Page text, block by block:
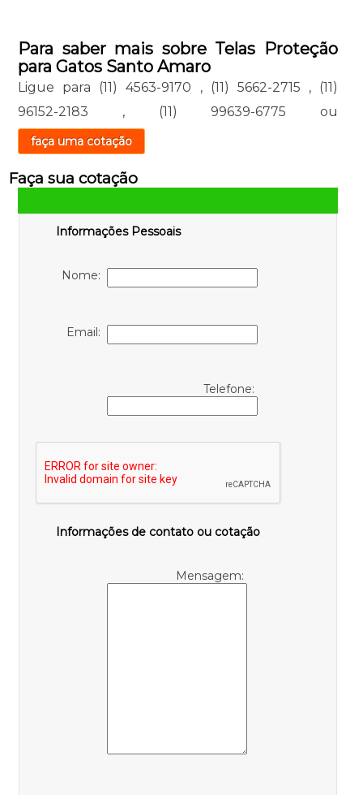
Para saber mais sobre Telas Proteção
para Gatos Santo Amaro
Ligue para (11) 4563-9170 , (11) 5662-2715 , (11)
96152-2183
, (11) 99639-6775 ou
faça uma cotação
Faça sua cotação
Informações Pessoais
Nome:
Email:
Telefone:
Informações de contato ou cotação
Mensagem: